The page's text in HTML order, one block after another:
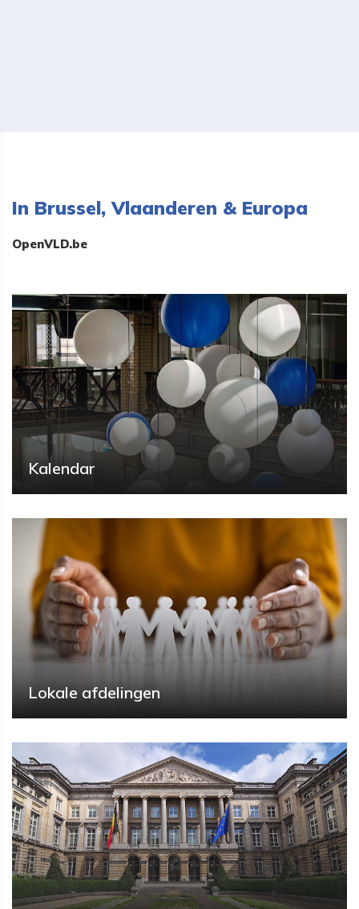
In Brussel, Vlaanderen & Europa
OpenVLD.be
Kalendar
Lokale afdelingen